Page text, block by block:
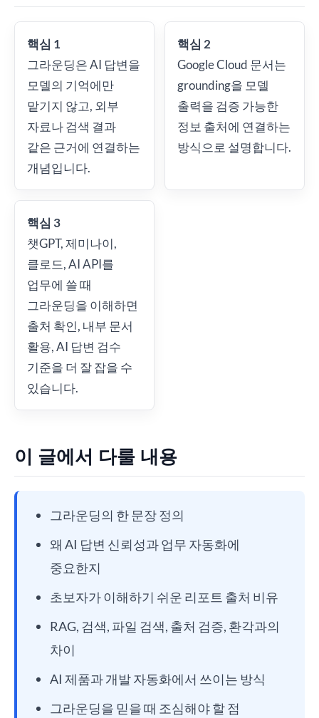
핵심 1
그라운딩은 AI 답변을
모델의 기억에만
맡기지 않고, 외부
자료나 검색 결과
같은 근거에 연결하는
개념입니다.
핵심 2
Google Cloud 문서는
grounding을 모델
출력을 검증 가능한
정보 출처에 연결하는
방식으로 설명합니다.
핵심 3
챗GPT, 제미나이,
클로드, AI API를
업무에 쓸 때
그라운딩을 이해하면
출처 확인, 내부 문서
활용, AI 답변 검수
기준을 더 잘 잡을 수
있습니다.
이 글에서 다룰 내용
그라운딩의 한 문장 정의
왜 AI 답변 신뢰성과 업무 자동화에
중요한지
초보자가 이해하기 쉬운 리포트 출처 비유
RAG, 검색, 파일 검색, 출처 검증, 환각과의
차이
AI 제품과 개발 자동화에서 쓰이는 방식
그라운딩을 믿을 때 조심해야 할 점